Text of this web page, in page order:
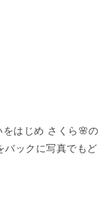
はじめ さくら🌸の
バックに写真でもど